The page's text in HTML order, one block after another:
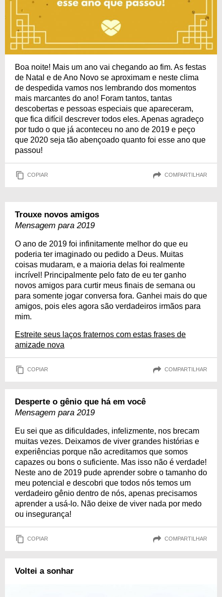
Boa noite! Mais um ano vai chegando ao fim. As festas
de Natal e de Ano Novo se aproximam e neste clima
de despedida vamos nos lembrando dos momentos
mais marcantes do ano! Foram tantos, tantas
descobertas e pessoas especiais que apareceram,
que fica difícil descrever todos eles. Apenas agradeço
por tudo o que já aconteceu no ano de 2019 e peço
que 2020 seja tão abençoado quanto foi esse ano que
passou!
COPIAR COMPARTILHAR
Trouxe novos amigos
Mensagem para 2019
O ano de 2019 foi infinitamente melhor do que eu
poderia ter imaginado ou pedido a Deus. Muitas
coisas mudaram, e a maioria delas foi realmente
incrível! Principalmente pelo fato de eu ter ganho
novos amigos para curtir meus finais de semana ou
para somente jogar conversa fora. Ganhei mais do que
amigos, pois eles agora são verdadeiros irmãos para
mim.
Estreite seus laços fraternos com estas frases de
amizade nova
COPIAR COMPARTILHAR
Desperte o gênio que há em você
Mensagem para 2019
Eu sei que as dificuldades, infelizmente, nos brecam
muitas vezes. Deixamos de viver grandes histórias e
experiências porque não acreditamos que somos
capazes ou bons o suficiente. Mas isso não é verdade!
Neste ano de 2019 pude aprender sobre o tamanho do
meu potencial e descobri que todos nós temos um
verdadeiro gênio dentro de nós, apenas precisamos
aprender a usá-lo. Não deixe de viver nada por medo
ou insegurança!
COPIAR COMPARTILHAR
Voltei a sonhar